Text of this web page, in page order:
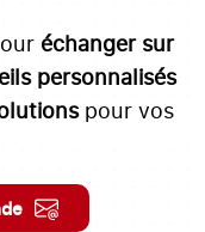
échanger sur
personnalisés
pour vos